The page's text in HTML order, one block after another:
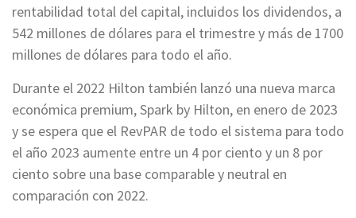
rentabilidad total del capital, incluidos los dividendos, a
542 millones de dólares para el trimestre y más de 1700
millones de dólares para todo el año.
Durante el 2022 Hilton también lanzó una nueva marca
económica premium, Spark by Hilton, en enero de 2023
y se espera que el RevPAR de todo el sistema para todo
el año 2023 aumente entre un 4 por ciento y un 8 por
ciento sobre una base comparable y neutral en
comparación con 2022.